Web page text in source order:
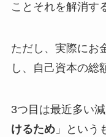
ことそれを解消す
ただし、実際にお
し、自己資本の総
3つ目は最近多い減
けるため」という